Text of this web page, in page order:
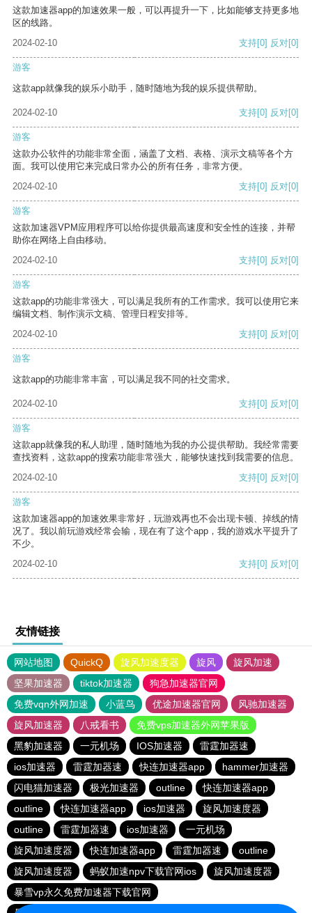
这款加速器app的加速效果一般，可以再提升一下，比如能够支持更多地
区的线路。
2024-02-10
支持[0] 反对[0]
游客
这款app就像我的娱乐小助手，随时随地为我的娱乐提供帮助。
2024-02-10 支持[0] 反对[0]
游客
这款办公软件的功能非常全面，涵盖了文档、表格、演示文稿等各个方
面。我可以使用它来完成日常办公的所有任务，非常方便。
2024-02-10
支持[0] 反对[0]
游客
这款加速器VPM应用程序可以给你提供最高速度和安全性的连接，并帮
助你在网络上自由移动。
2024-02-10
支持[0] 反对[0]
游客
这款app的功能非常强大，可以满足我所有的工作需求。我可以使用它来
编辑文档、制作演示文稿、管理日程安排等。
2024-02-10
支持[0] 反对[0]
游客
这款app的功能非常丰富，可以满足我不同的社交需求。
2024-02-10 支持[0] 反对[0]
游客
这款app就像我的私人助理，随时随地为我的办公提供帮助。我经常需要
查找资料，这款app的搜索功能非常强大，能够快速找到我需要的信息。
2024-02-10
支持[0] 反对[0]
游客
这款加速器app的加速效果非常好，玩游戏再也不会出现卡顿、掉线的情
况了。我以前玩游戏经常会输，现在有了这个app，我的游戏水平提升了
不少。
2024-02-10
支持[0] 反对[0]
友情链接
网站地图 QuickQ 旋风加速度器 旋风
旋风加速
坚果加速器
tiktok加速器
狗急加速器官网
免费vqn外网加速
小蓝鸟 优途加速器官网
风驰加速器
旋风加速器
八戒看书
免费vps加速器外网苹果版
黑豹加速器
一元机场 IOS加速器
雷霆加器速
ios加速器
雷霆加器速 快连加速器app
hammer加速器
闪电猫加速器
极光加速器 outline
快连加速器app
outline
快连加速器app ios加速器
旋风加速度器
outline
雷霆加器速 ios加速器
一元机场
旋风加速度器
快连加速器app 雷霆加器速
outline
旋风加速度器
蚂蚁加速npv下载官网ios
旋风加速度器
暴雪vp永久免费加速器下载官网